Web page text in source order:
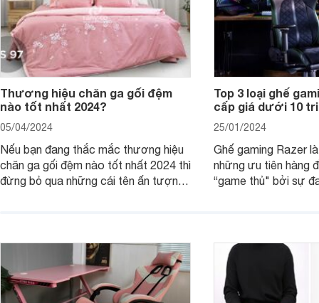
Thương hiệu chăn ga gối đệm
nào tốt nhất 2024?
05/04/2024
Nếu bạn đang thắc mắc thương hiệu
chăn ga gối đệm nào tốt nhất 2024 thì
đừng bỏ qua những cái tên ấn tượng
ưu điểm của từng thương hiệu chăn
ga gối đệm để biết tại sao nên mua
nhé!
Top 3 loại ghế
cấp giá dưới 10
25/01/2024
Ghế gaming Razer
những ưu tiên hàng
“game thủ" bởi sự